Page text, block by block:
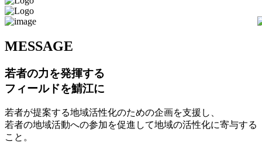
MESSAGE
若者の力を発揮する
フィールドを鯖江に
若者が提案する地域活性化のための企画を支援し、
若者の地域活動への参加を促進して地域の活性化に寄与する
こと。